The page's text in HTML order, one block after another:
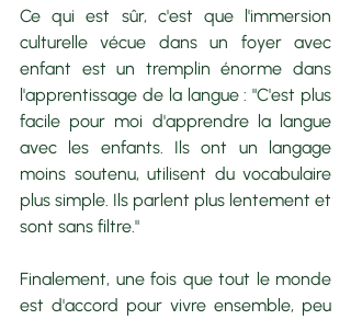
Ce qui est sûr, c'est que l'immersion
culturelle vécue dans un foyer avec
enfant est un tremplin énorme dans
l'apprentissage de la langue : "C'est plus
facile pour moi d'apprendre la langue
avec les enfants. Ils ont un langage
moins soutenu, utilisent du vocabulaire
plus simple. Ils parlent plus lentement et
sont sans filtre."
Finalement, une fois que tout le monde
est d'accord pour vivre ensemble, peu